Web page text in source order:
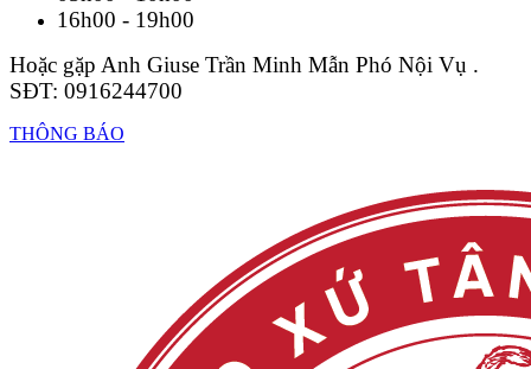
16h00 - 19h00
Hoặc gặp Anh Giuse Trần Minh Mẫn Phó Nội Vụ .
SĐT: 0916244700
THÔNG BÁO